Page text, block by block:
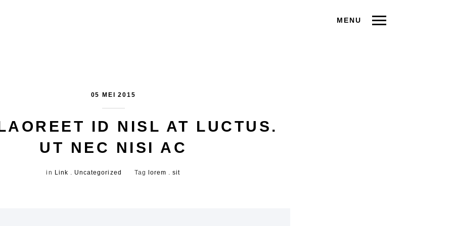
MENU
05 MEI 2015
ID NISL AT LUCTUS.
UT NEC NISI AC
in Link . Uncategorized Tag lorem .sit